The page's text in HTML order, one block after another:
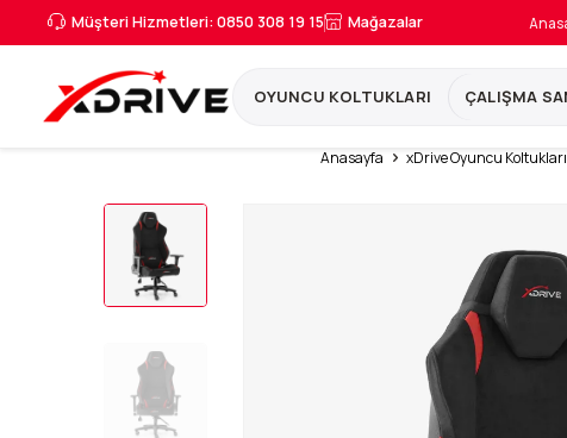
Müşteri Hizmetleri: 0850 308 19 15 Mağazalar
OYUNCU KOLTUKLARI ÇALIŞMA
Anasayfa xDrive Oyuncu Koltukları